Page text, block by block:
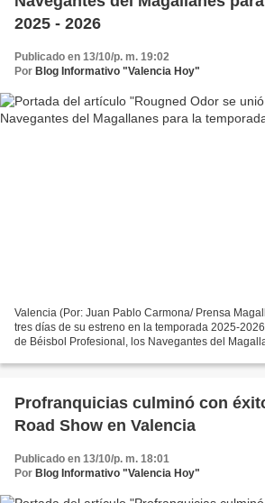
2025 - 2026
Publicado en 13/10/p. m. 19:02
Por Blog Informativo "Valencia Hoy"
Valencia (Por: Juan Pablo Carmona/ Prensa
tres días de su estreno en la temporada 2025-
de Béisbol Profesional, los Navegantes del
Profranquicias culminó con
Road Show en Valencia
Publicado en 13/10/p. m. 18:01
Por Blog Informativo "Valencia Hoy"